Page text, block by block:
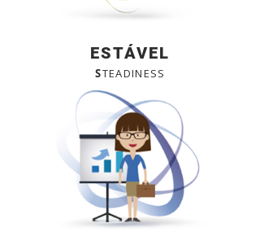
ESTÁVEL
STEADINESS